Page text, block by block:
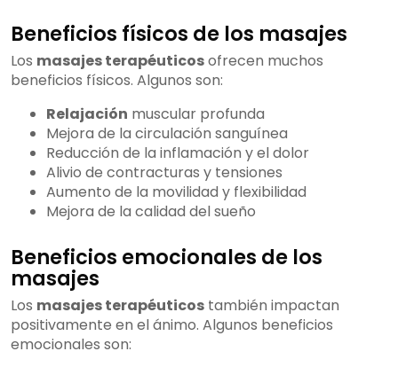
Beneficios físicos de los masajes
Los masajes terapéuticosofrecen muchos
beneficios físicos. Algunos son:
Relajación muscular profunda
Mejora de la circulación sanguínea
Reducción de la inflamación y el dolor
Alivio de contracturas y tensiones
Aumento de la movilidad y flexibilidad
Mejora de la calidad del sueño
Beneficios emocionales de los
masajes
Los masajes terapéuticos también impactan
positivamente en el ánimo. Algunos beneficios
emocionales son: